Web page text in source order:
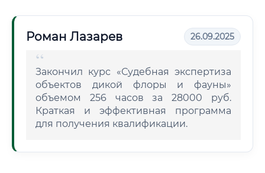
Роман Лазарев 26.09.2025
Закончил курс «Судебная экспертиза
объектов дикой флоры и фауны»
объемом 256 часов за 28000 руб.
Краткая и эффективная программа
для получения квалификации.